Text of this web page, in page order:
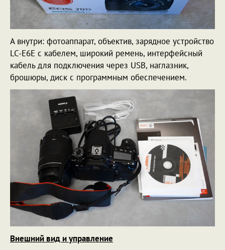
А внутри: фотоаппарат, объектив, зарядное устройство
LC-E6E с кабелем, широкий ремень, интерфейсный
кабель для подключения через USB, наглазник,
брошюры, диск с программным обеспечением.
Внешний вид и управление